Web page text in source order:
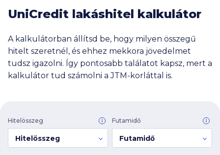
UniCredit lakáshitel kalkulátor
A kalkulátorban állítsd be, hogy milyen összegű
hitelt szeretnél, és ehhez mekkora jövedelmet
tudsz igazolni. Így pontosabb találatot kapsz, mert a
kalkulátor tud számolni a JTM-korláttal is.
Hitelösszeg
Hitelösszeg
Futamidő
Futamidő